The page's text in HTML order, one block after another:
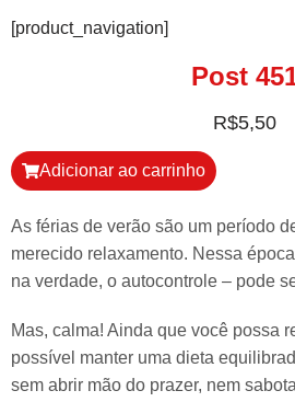
[product_navigation]
Post
R$5,50
Adicionar ao carrinho
As férias de verão são um período
merecido relaxamento. Nessa
na verdade, o autocontrole – pode
Mas, calma! Ainda que você possa
possível manter uma dieta
sem abrir mão do prazer, nem